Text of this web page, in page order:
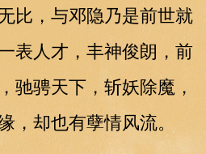
，与邓隐乃是前世就
表人才，丰神俊朗，前
驰骋天下，斩妖除魔，
，却也有孽情风流。